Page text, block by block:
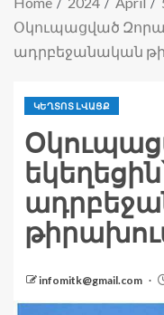
Օկուպացված
ադրբեջանական
ԿԵՂՏՈՏ ԼՎԱՑՔ
infomitk@gmail.com